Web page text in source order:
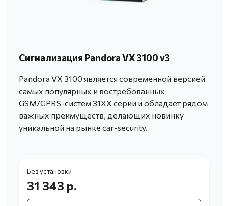
Сигнализация Pandora VX 3100 v3
Pandora VX 3100 является современной версией
самых популярных и востребованных
GSM/GPRS-систем 31ХХ серии и обладает рядом
важных преимуществ, делающих новинку
уникальной на рынке car-security.
Без установки
31 343 р.